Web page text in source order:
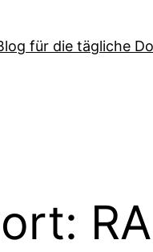
für die tägliche